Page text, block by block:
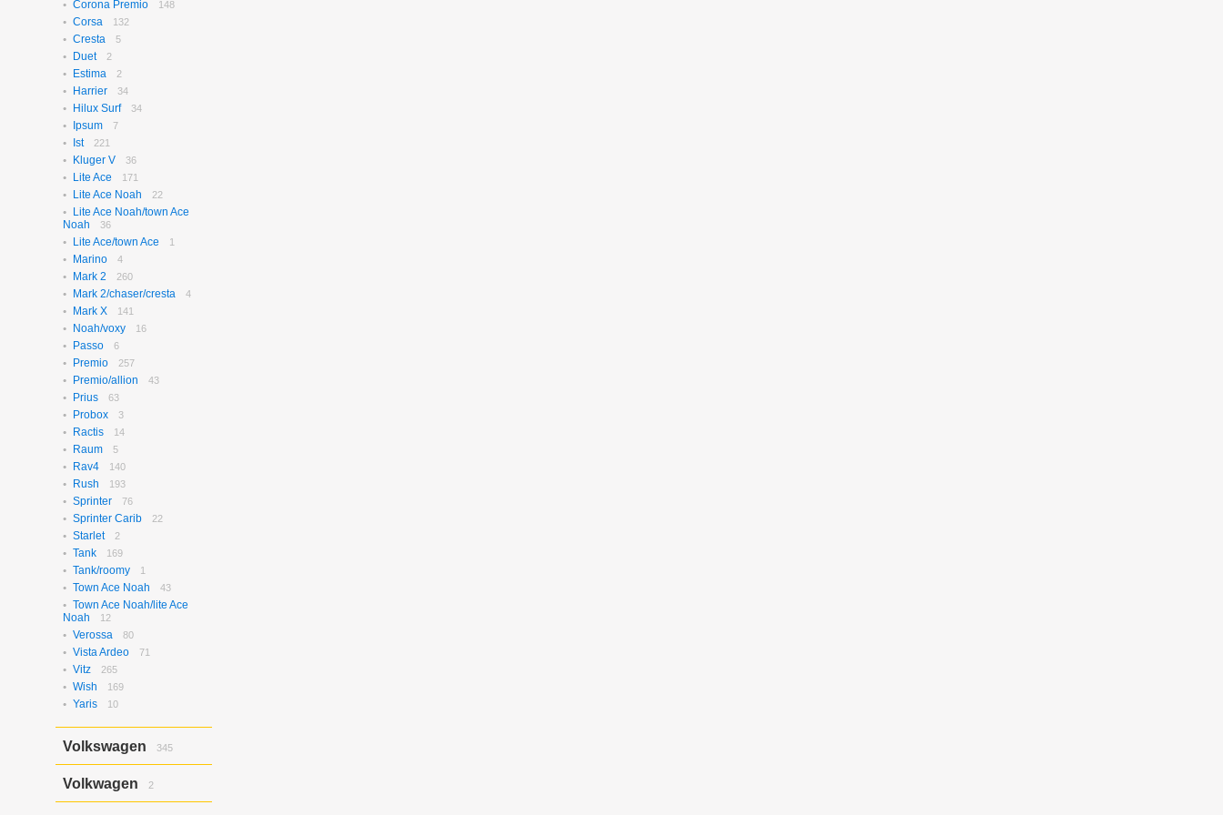
Corona Premio 148
Corsa 132
Cresta 5
Duet 2
Estima 2
Harrier 34
Hilux Surf 34
Ipsum 7
Ist 221
Kluger V 36
Lite Ace 171
Lite Ace Noah 22
Lite Ace Noah/town Ace
Noah
36
Lite Ace/town Ace 1
Marino 4
Mark 2 260
Mark 2/chaser/cresta 4
Mark X 141
Noah/voxy 16
Passo 6
Premio 257
Premio/allion 43
Prius 63
Probox 3
Ractis 14
Raum 5
Rav4 140
Rush 193
Sprinter 76
Sprinter Carib 22
Starlet 2
Tank 169
Tank/roomy 1
Town Ace Noah 43
Town Ace Noah/lite Ace
Noah
12
Verossa 80
Vista Ardeo 71
Vitz 265
Wish 169
Yaris 10
Volkswagen 345
Golf 17
Volkwagen 2